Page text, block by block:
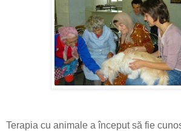
Terapia cu animale a început să fie